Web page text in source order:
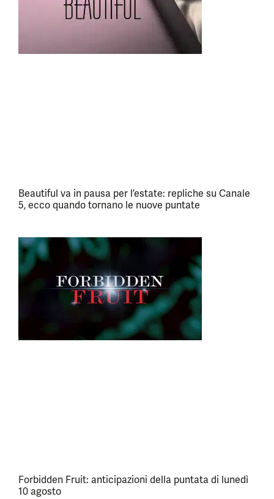
Beautiful va in pausa per l’estate: repliche su Canale
5, ecco quando tornano le nuove puntate
Forbidden Fruit: anticipazioni della puntata di lunedì
10 agosto